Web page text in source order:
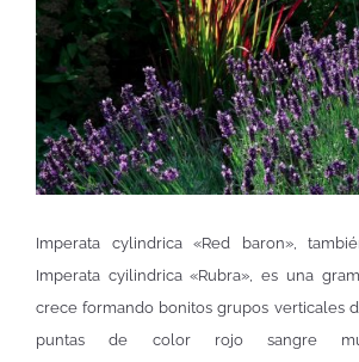
Imperata cylindrica «Red baron»,
Imperata cyilindrica «Rubra», es una
crece formando bonitos grupos verticales
puntas de color rojo sangre